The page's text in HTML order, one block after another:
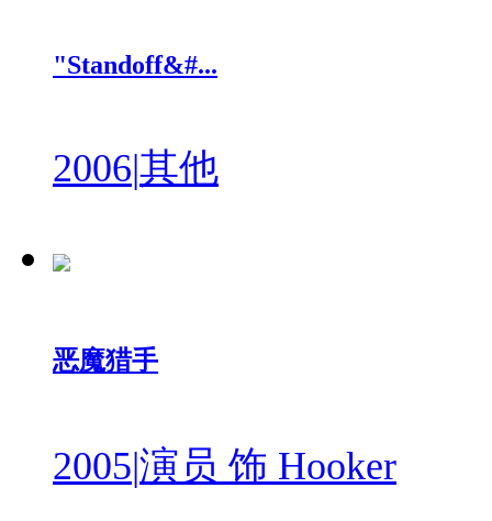
"Standoff&#...
2006|其他
恶魔猎手
2005|演员 饰 Hooker